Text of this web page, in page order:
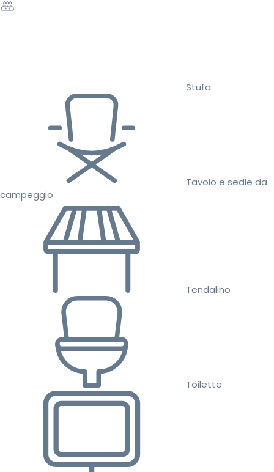
Stufa
Tavolo e sedie da
campeggio
Tendalino
Toilette